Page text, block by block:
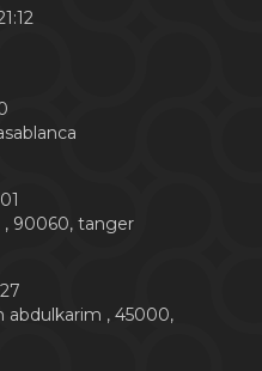
, 90060, tanger
abdulkarim , 45000,